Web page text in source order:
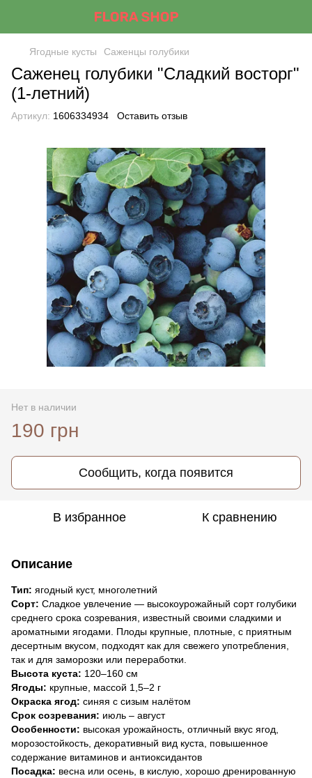
Ягодные кусты Саженцы голубики
Саженец голубики "Сладкий восторг"
(1-летний)
Артикул: 1606334934 Оставить отзыв
Нет в наличии
190 грн
Сообщить, когда появится
В избранное К сравнению
Описание
Тип: ягодный куст, многолетний
Сорт: Сладкое увлечение — высокоурожайный сорт голубики
среднего срока созревания, известный своими сладкими и
ароматными ягодами. Плоды крупные, плотные, с приятным
десертным вкусом, подходят как для свежего употребления,
так и для заморозки или переработки.
Высота куста: 120–160 см
Ягоды: крупные, массой 1,5–2 г
Окраска ягод: синяя с сизым налётом
Срок созревания: июль – август
Особенности: высокая урожайность, отличный вкус ягод,
морозостойкость, декоративный вид куста, повышенное
содержание витаминов и антиоксидантов
Посадка: весна или осень, в кислую, хорошо дренированную